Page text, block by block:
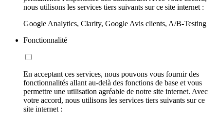
nous utilisons les services tiers suivants sur ce site internet :
Google Analytics, Clarity, Google Avis clients, A/B-Testing
Fonctionnalité
En acceptant ces services, nous pouvons vous fournir des
fonctionnalités allant au-delà des fonctions de base et vous
permettre une utilisation agréable de notre site internet. Avec
votre accord, nous utilisons les services tiers suivants sur ce
site internet :